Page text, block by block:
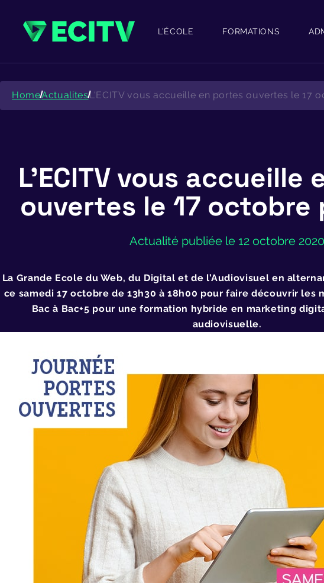
content
L’ÉCOLE FORMATIONS
HomeActualitesL'ECITV vous accueille en portes ouvertes le 17
L’ECITV vous accueille
ouvertes le 17 octobre
Actualité publiée le 12 octobre 2020
La Grande Ecole du Web, du Digital et de l’Audiovisuel en
ce samedi 17 octobre de 13h30 à 18h00 pour faire découvrir les
Bac à Bac+5 pour une formation hybride en marketing
audiovisuelle.